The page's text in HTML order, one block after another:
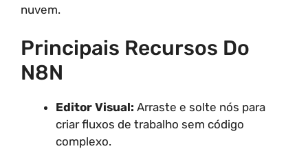
nuvem.
Principais Recursos Do
N8N
Editor Visual: Arraste e solte nós para
criar fluxos de trabalho sem código
complexo.